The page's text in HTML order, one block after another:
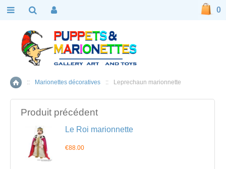
Accueil
:: Marionettes décoratives :: Leprechaun marionnette
Produit précédent
Le Roi marionnette
€88.00
0